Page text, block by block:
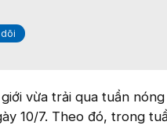
vừa trải qua tuần
10/7. Theo đó, trong